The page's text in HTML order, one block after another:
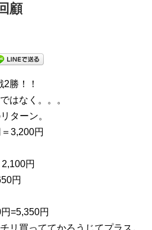
顧
勝！！
はなく。。。
ターン。
3,200円
円
円
=5,350円
リ買っててかろうじてプラス。